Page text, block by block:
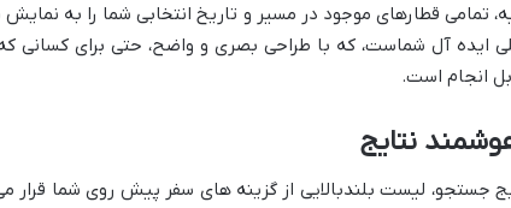
تمامی قطارهای موجود در مسیر و تاریخ انتخابی شما را به نمایش
ایده آل شماست، که با طراحی بصری و واضح، حتی برای کسانی
انجام است.
نتایج
جستجو، لیست بلندبالایی از گزینه های سفر پیش روی شما قرار